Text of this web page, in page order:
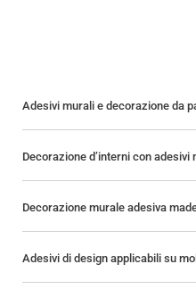
Adesivi murali e decorazione da
Decorazione d’interni con adesivi
Decorazione murale adesiva
Adesivi di design applicabili su